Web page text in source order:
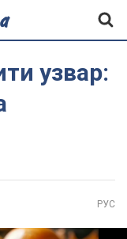
узвар:
РУС